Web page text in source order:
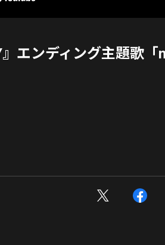
』エンディング主題歌「